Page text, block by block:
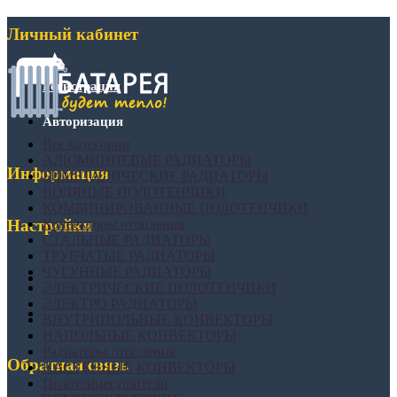
Личный кабинет
Регистрация
Авторизация
Информация
Настройки
Обратная связь
БИМЕТАЛИЧЕСКИЕ РАДИАТОРЫ
Конвекторы отопления
СТАЛЬНЫЕ РАДИАТОРЫ
НАСТЕННЫЕ КОНВЕКТОРЫ